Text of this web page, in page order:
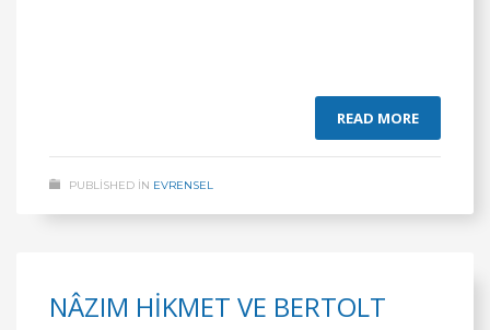
READ MORE
PUBLISHED IN EVRENSEL
NÂZIM HİKMET VE BERTOLT